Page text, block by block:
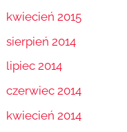
kwiecień 2015
sierpień 2014
lipiec 2014
czerwiec 2014
kwiecień 2014